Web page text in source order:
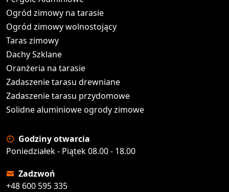
Ogród zimowy na tarasie
Ogród zimowy wolnostojący
Taras zimowy
Dachy Szklane
Oranżeria na tarasie
Zadaszenie tarasu drewniane
Zadaszenie tarasu przydomowe
Solidne aluminiowe ogrody zimowe
Godziny otwarcia
Poniedziałek - Piątek 08.00 - 18.00
Zadzwoń
+48 600 595 335